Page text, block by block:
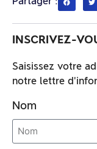
INSCRIVEZ-
Saisissez votre
notre lettre
Nom